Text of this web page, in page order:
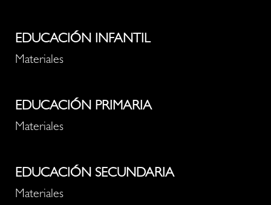
EDUCACIÓN INFANTIL
Materiales
EDUCACIÓN PRIMARIA
Materiales
EDUCACIÓN SECUNDARIA
Materiales